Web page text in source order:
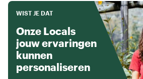
WIST JE DAT
Onze Locals
jouw ervaringen
kunnen
personaliseren